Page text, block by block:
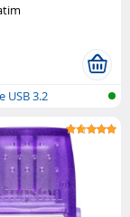
USB 3.2